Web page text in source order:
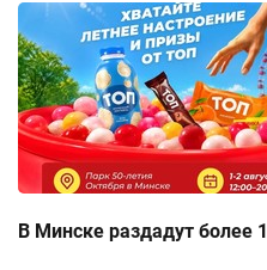
В Минске раздадут более